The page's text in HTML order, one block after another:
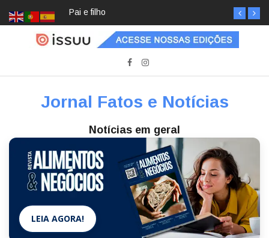
Pai e filho
Jornal Fatos e Notícias
Notícias em geral
LEIA AGORA!